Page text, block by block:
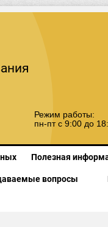
Режим работы:
пн-пт с 9:00 до
Полезная
вопросы